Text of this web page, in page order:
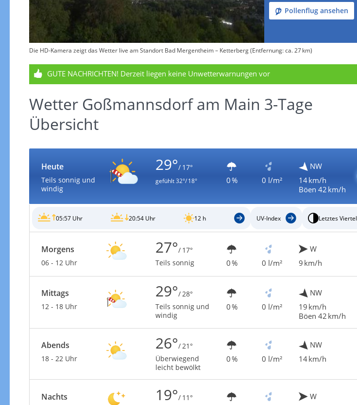
Pollenflug ansehen
Die HD-Kamera zeigt das Wetter live am Standort Bad Mergentheim – Ketterberg (Entfernung: ca. 27 km)
GUTE NACHRICHTEN! Derzeit liegen keine Unwetterwarnungen vor
Wetter Goßmannsdorf am Main 3-Tage
Übersicht
Heute
Teils sonnig und
windig
29°/ 17°
gefühlt32°/ 18° 0 % 0 l/m²
NW
14 km/h
Böen 42 km/h
05:57 Uhr 20:54 Uhr 12 h UV-Index Letztes Viertel
Morgens
06 - 12 Uhr
27°/ 17°
Teils sonnig
0 % 0 l/m²
W
9 km/h
Mittags
12 - 18 Uhr
29°/ 28°
Teils sonnig und
windig
0 % 0 l/m²
NW
19 km/h
Böen 42 km/h
Abends
18 - 22 Uhr
26°/ 21°
Überwiegend
leicht bewölkt
0 % 0 l/m²
NW
14 km/h
Nachts 19°/ 11°
W